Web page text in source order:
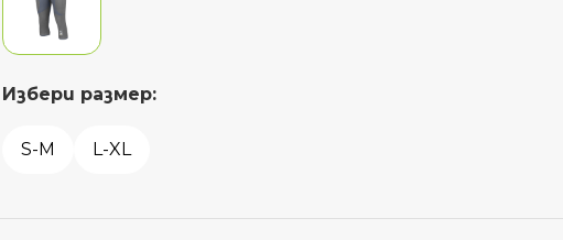
Избери размер:
S-M L-XL